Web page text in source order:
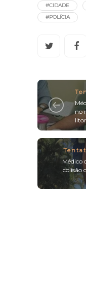
#CIDADE
#POLÍCIA
no
Médico
colisão